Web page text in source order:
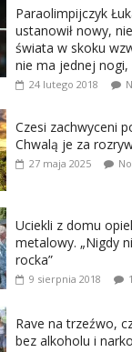
Paraolimpijczyk
ustanowił nowy,
świata w skoku
nie ma jednej nogi,
24 lutego 2018
Czesi zachwyceni
Chwalą je za
27 maja 2025
Uciekli z domu
metalowy. „Nigdy
rocka”
9 sierpnia 2018
Rave na trzeźwo,
bez alkoholu i